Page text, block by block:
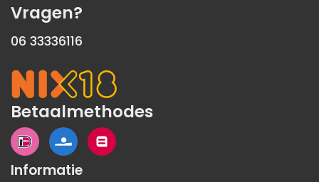
Vragen?
06 33336116
Betaalmethodes
Informatie